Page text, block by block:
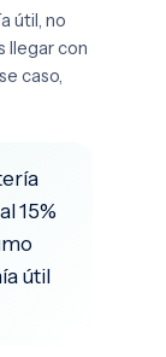
útil, no
llegar con
caso,
15%
útil